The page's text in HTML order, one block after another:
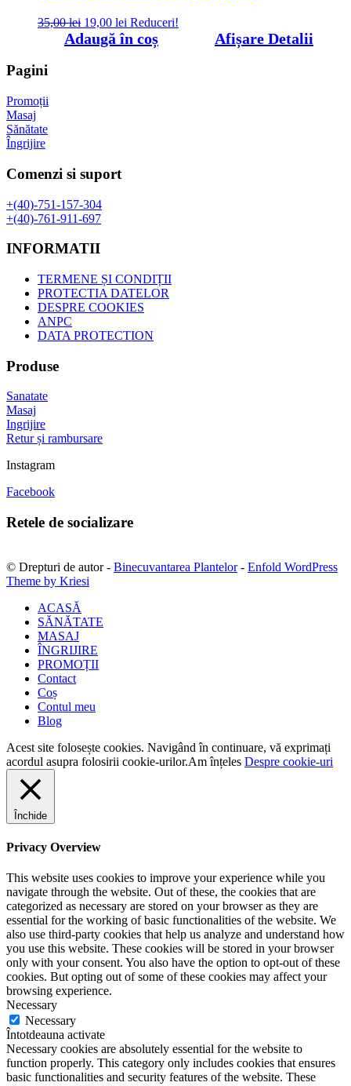
35,00lei Prețul
inițial
a
19,00 lei Prețul
curent
este:
Reduceri!
Adaugă în coș Afișare Detalii
Pagini
Promoții
Masaj
Sănătate
Îngrijire
Comenzi si suport
+(40)-751-157-304
+(40)-761-911-697
INFORMATII
TERMENE ȘI CONDIȚII
PROTECTIA DATELOR
DESPRE COOKIES
ANPC
DATA PROTECTION
Produse
Sanatate
Masaj
Ingrijire
Retur și rambursare
Instagram
Facebook
Retele de socializare
© Drepturi de autor - Binecuvantarea Plantelor- Enfold WordPress
Theme by Kriesi
ACASĂ
SĂNĂTATE
MASAJ
ÎNGRIJIRE
PROMOȚII
Contact
Coș
Contul meu
Blog
Acest site folosește cookies. Navigând în continuare, vă exprimați
acordul asupra folosirii cookie-urilor.Am înțeles Despre cookie-uri
Închide
Privacy Overview
This website uses cookies to improve your experience while you
navigate through the website. Out of these, the cookies that are
categorized as necessary are stored on your browser as they are
essential for the working of basic functionalities of the website. We
also use third-party cookies that help us analyze and understand how
you use this website. These cookies will be stored in your browser
only with your consent. You also have the option to opt-out of these
cookies. But opting out of some of these cookies may affect your
browsing experience.
Necessary
Necessary
Întotdeauna activate
Necessary cookies are absolutely essential for the website to
function properly. This category only includes cookies that ensures
basic functionalities and security features of the website. These